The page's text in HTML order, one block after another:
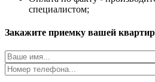
специалистом;
Закажите приемку вашей